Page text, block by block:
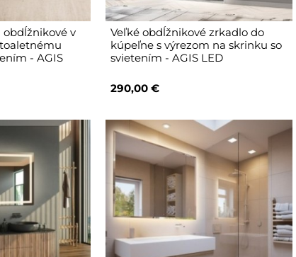
v
- AGIS
Veľké obdĺžnikové zrkadlo do
kúpeľne s výrezom na skrinku so
svietením - AGIS LED
290,00 €